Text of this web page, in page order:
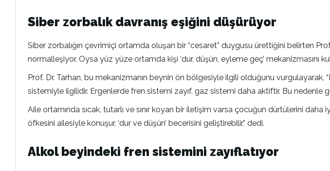
Siber zorbalık davranış eşiğini düşürüyor
Siber zorbalığın çevrimiçi ortamda oluşan bir “cesaret” duygusu ürettiğini belirten
normalleşiyor. Oysa yüz yüze ortamda kişi ‘dur, düşün, eyleme geç’ mekanizmasını
Prof. Dr. Tarhan, bu mekanizmanın beynin ön bölgesiyle ilgili olduğunu
sistemiyle ilgilidir. Ergenlerde fren sistemi zayıf, gaz sistemi daha aktiftir. Bu nedenle
Aile ortamında sıcak, tutarlı ve sınır koyan bir iletişim varsa çocuğun dürtülerini
öfkesini ailesiyle konuşur, ‘dur ve düşün’ becerisini geliştirebilir.” dedi.
Alkol beyindeki fren sistemini zayıflatıyor